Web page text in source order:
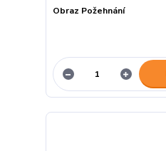
Obraz Požehnání